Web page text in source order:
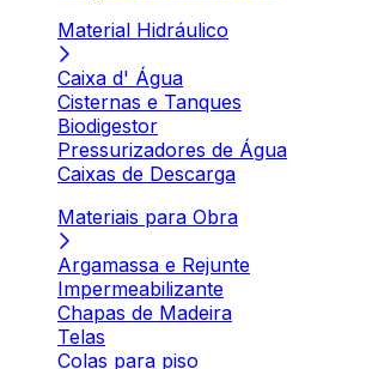
Material Hidráulico
Caixa d' Água
Cisternas e Tanques
Biodigestor
Pressurizadores de Água
Caixas de Descarga
Materiais para Obra
Argamassa e Rejunte
Impermeabilizante
Chapas de Madeira
Telas
Colas para piso